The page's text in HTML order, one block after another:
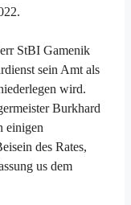
StBI Gamenik
sein Amt als
wird.
Burkhard
einigen
des Rates,
us dem